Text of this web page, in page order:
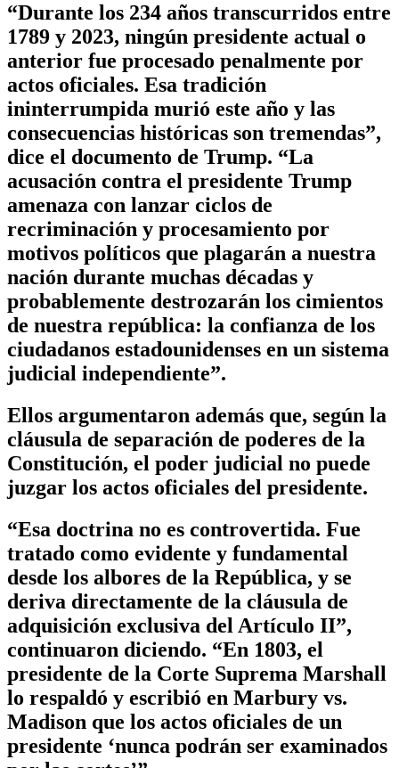
“Durante los 234 años transcurridos entre
1789 y 2023, ningún presidente actual o
anterior fue procesado penalmente por
actos oficiales. Esa tradición
ininterrumpida murió este año y las
consecuencias históricas son tremendas”,
dice el documento de Trump. “La
acusación contra el presidente Trump
amenaza con lanzar ciclos de
recriminación y procesamiento por
motivos políticos que plagarán a nuestra
nación durante muchas décadas y
probablemente destrozarán los cimientos
de nuestra república: la confianza de los
ciudadanos estadounidenses en un sistema
judicial independiente”.
Ellos argumentaron además que, según la
cláusula de separación de poderes de la
Constitución, el poder judicial no puede
juzgar los actos oficiales del presidente.
“Esa doctrina no es controvertida. Fue
tratado como evidente y fundamental
desde los albores de la República, y se
deriva directamente de la cláusula de
adquisición exclusiva del Artículo II”,
continuaron diciendo. “En 1803, el
presidente de la Corte Suprema Marshall
lo respaldó y escribió en Marbury vs.
Madison que los actos oficiales de un
presidente ‘nunca podrán ser examinados